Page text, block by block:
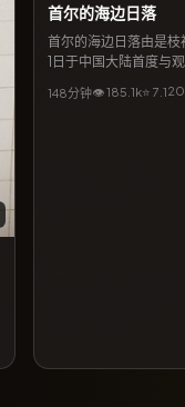
首尔的海边日落
首尔的海边日落由是
1日于中国大陆首度与
演重要角色，剧情围绕
148分钟👁185.1k⭐ 7.1